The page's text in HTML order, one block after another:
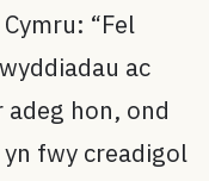
“Fel
ac
hon, ond
fwy creadigol